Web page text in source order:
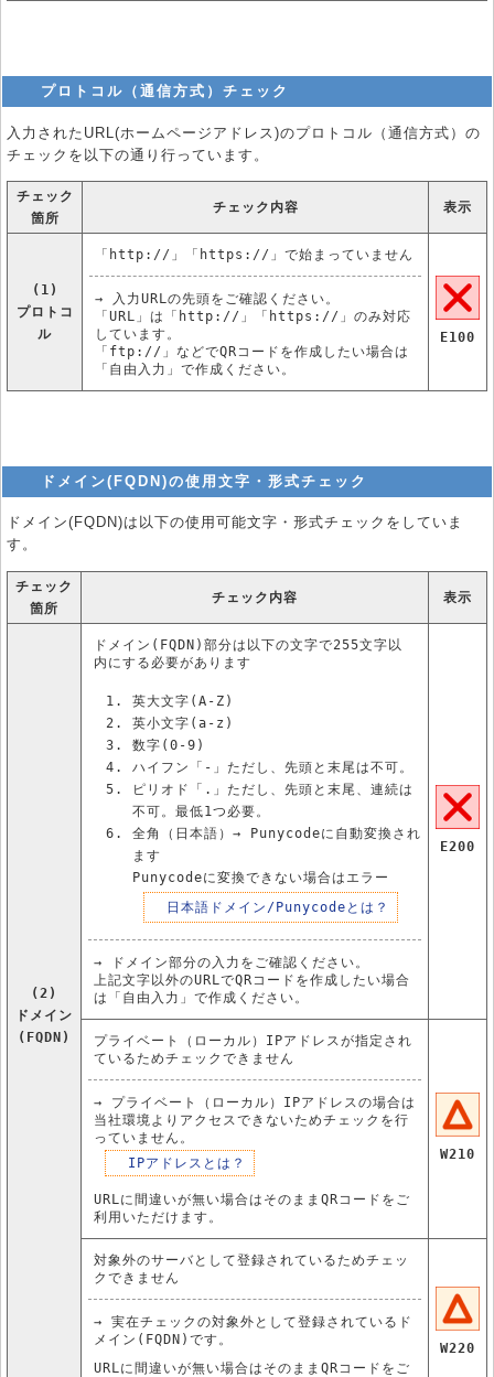
プロトコル（通信方式）チェック
入力されたURL(ホームページアドレス)のプロトコル（通信方式）の
チェックを以下の通り行っています。
チェック
箇所
チェック内容 表示
(1)
プロトコ
ル
「http://」「https://」で始まっていません
→ 入力URLの先頭をご確認ください。
「URL」は「http://」「https://」のみ対応
しています。
「ftp://」などでQRコードを作成したい場合は
「自由入力」で作成ください。
E100
ドメイン(FQDN)の使用文字・形式チェック
ドメイン(FQDN)は以下の使用可能文字・形式チェックをしていま
す。
チェック
箇所
チェック内容 表示
(2)
ドメイン
(FQDN)
ドメイン(FQDN)部分は以下の文字で255文字以
内にする必要があります
英大文字(A-Z)
英小文字(a-z)
数字(0-9)
ハイフン「-」ただし、先頭と末尾は不可。
ピリオド「.」ただし、先頭と末尾、連続は
不可。最低1つ必要。
全角（日本語）→ Punycodeに自動変換され
ます
Punycodeに変換できない場合はエラー
日本語ドメイン/Punycodeとは？
→ ドメイン部分の入力をご確認ください。
上記文字以外のURLでQRコードを作成したい場合
は「自由入力」で作成ください。
E200
プライベート（ローカル）IPアドレスが指定され
ているためチェックできません
→ プライベート（ローカル）IPアドレスの場合は
当社環境よりアクセスできないためチェックを行
っていません。
IPアドレスとは？
URLに間違いが無い場合はそのままQRコードをご
利用いただけます。
W210
対象外のサーバとして登録されているためチェッ
クできません
→ 実在チェックの対象外として登録されているド
メイン(FQDN)です。
URLに間違いが無い場合はそのままQRコードをご
W220